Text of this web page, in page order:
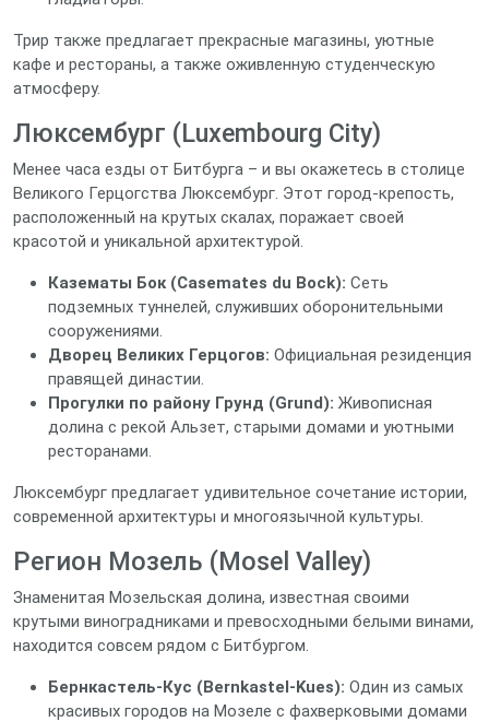
Трир также предлагает прекрасные магазины, уютные
кафе и рестораны, а также оживленную студенческую
атмосферу.
Люксембург (Luxembourg City)
Менее часа езды от Битбурга – и вы окажетесь в столице
Великого Герцогства Люксембург. Этот город-крепость,
расположенный на крутых скалах, поражает своей
красотой и уникальной архитектурой.
Казематы Бок (Casemates du Bock): Сеть
подземных туннелей, служивших оборонительными
сооружениями.
Дворец Великих Герцогов: Официальная резиденция
правящей династии.
Прогулки по району Грунд (Grund): Живописная
долина с рекой Альзет, старыми домами и уютными
ресторанами.
Люксембург предлагает удивительное сочетание истории,
современной архитектуры и многоязычной культуры.
Регион Мозель (Mosel Valley)
Знаменитая Мозельская долина, известная своими
крутыми виноградниками и превосходными белыми винами,
находится совсем рядом с Битбургом.
Бернкастель-Кус (Bernkastel-Kues): Один из самых
красивых городов на Мозеле с фахверковыми домами